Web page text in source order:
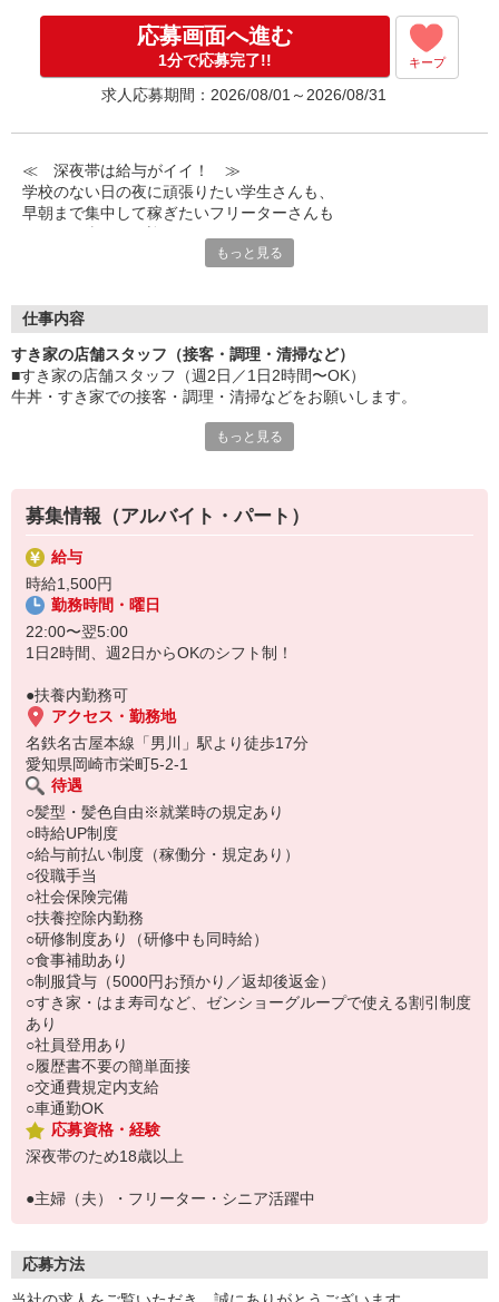
応募画面へ進む
1分で応募完了!! キープ
求人応募期間：2026/08/01～2026/08/31
≪ 深夜帯は給与がイイ！ ≫
学校のない日の夜に頑張りたい学生さんも、
早朝まで集中して稼ぎたいフリーターさんも
オシャレを捨てる必要はありません！
急な出費も安心♪
■社員登用あり
将来を考えている方は必見です。
なか卯、かつ庵、ココス、ジョリーパスタ、ビッグボーイ、華屋
ョーグループ！
その中のひとつ『すき家』でお仕事しませんか？
もっと見る
仕事内容
すき家の店舗スタッフ（接客・調理・清掃など）
■すき家の店舗スタッフ（週2日／1日2時間〜OK）
牛丼・すき家での接客・調理・清掃などをお願いします。
あなたの笑顔で！
すばやく提供！
他にも、食材の調整や金銭管理、新しく入社したクルーの研修など
様々なお仕事があります。
セルフオーダー、セルフ会計で、現金の受け渡しはほとんどありま
せん。※一部店舗を除く
取り間違いもなく安心でスムーズ♪
マニュアルも用意していますので飲食店が初めての方でも大丈夫！
もちろん先輩クルーがしっかり教えてくれるので安心してくださ
い。
もっと見る
募集情報（アルバイト・パート）
給与
時給1,500円
勤務時間・曜日
22:00〜翌5:00
1日2時間、週2日からOKのシフト制！
●扶養内勤務可
アクセス・勤務地
名鉄名古屋本線「男川」駅より徒歩17分
愛知県岡崎市栄町5-2-1
待遇
○髪型・髪色自由※就業時の規定あり
○時給UP制度
○給与前払い制度（稼働分・規定あり）
○役職手当
○社会保険完備
○扶養控除内勤務
○研修制度あり（研修中も同時給）
○食事補助あり
○制服貸与（5000円お預かり／返却後返金）
○すき家・はま寿司など、ゼンショーグループで使える割引制度
あり
○社員登用あり
○履歴書不要の簡単面接
○交通費規定内支給
○車通勤OK
応募資格・経験
深夜帯のため18歳以上
●主婦（夫）・フリーター・シニア活躍中
応募方法